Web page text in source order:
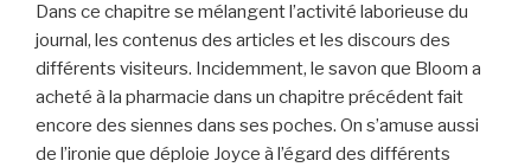
Dans ce chapitre se mélangent l’activité laborieuse du
journal, les contenus des articles et les discours des
différents visiteurs. Incidemment, le savon que Bloom a
acheté à la pharmacie dans un chapitre précédent fait
encore des siennes dans ses poches. On s’amuse aussi
de l’ironie que déploie Joyce à l’égard des différents